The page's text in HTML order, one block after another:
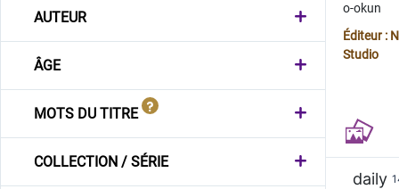
AUTEUR
ÂGE
MOTS DU TITRE
COLLECTION / SÉRIE
o-okun
Éditeur :
Studio
daily